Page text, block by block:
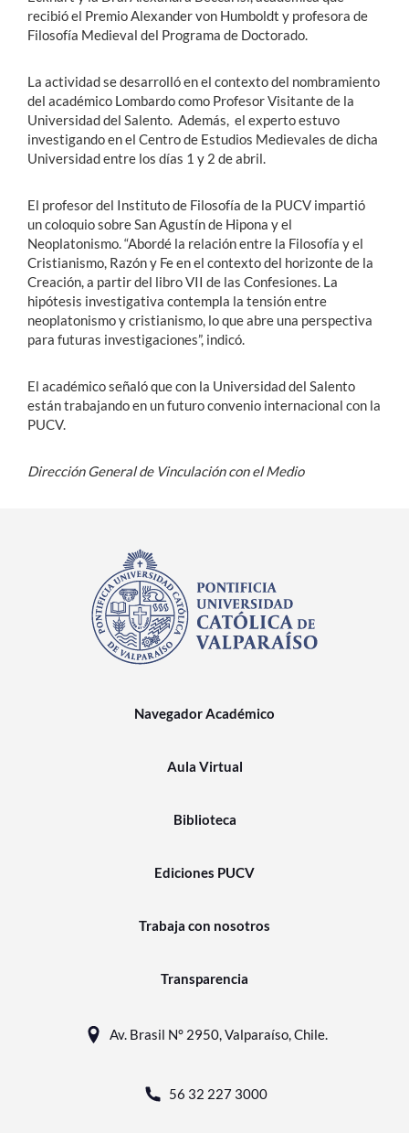
recibió el Premio Alexander von Humboldt y profesora de
Filosofía Medieval del Programa de Doctorado.
La actividad se desarrolló en el contexto del nombramiento
del académico Lombardo como Profesor Visitante de la
Universidad del Salento. Además, el experto estuvo
investigando en el Centro de Estudios Medievales de dicha
Universidad entre los días 1 y 2 de abril.
El profesor del Instituto de Filosofía de la PUCV impartió
un coloquio sobre San Agustín de Hipona y el
Neoplatonismo. “Abordé la relación entre la Filosofía y el
Cristianismo, Razón y Fe en el contexto del horizonte de la
Creación, a partir del libro VII de las Confesiones. La
hipótesis investigativa contempla la tensión entre
neoplatonismo y cristianismo, lo que abre una perspectiva
para futuras investigaciones”, indicó.
El académico señaló que con la Universidad del Salento
están trabajando en un futuro convenio internacional con la
PUCV.
Dirección General de Vinculación con el Medio
Navegador Académico
Aula Virtual
Biblioteca
Ediciones PUCV
Trabaja con nosotros
Transparencia
Av. Brasil N° 2950, Valparaíso, Chile.
56 32 227 3000